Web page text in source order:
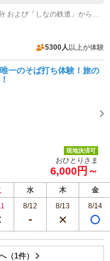
5300人 以上が体験
一のそば打ち体験！旅の
現地決済可
おひとりさま
6,000円～
水 木
金
8/12 8/13 8/14
（1件）